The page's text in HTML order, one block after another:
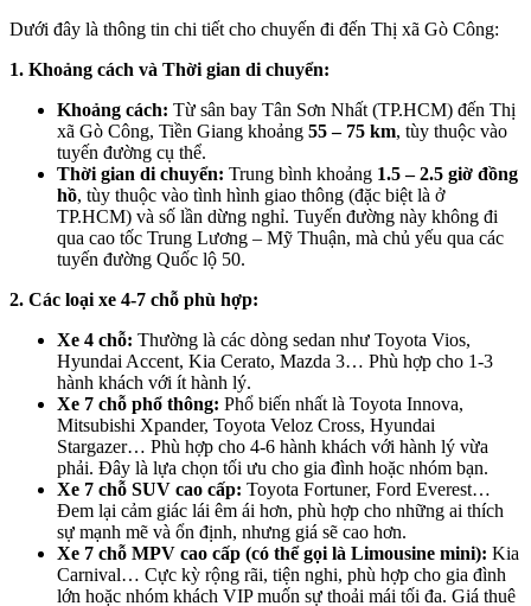
Dưới đây là thông tin chi tiết cho chuyến đi đến Thị xã Gò Công:
1. Khoảng cách và Thời gian di chuyển:
Khoảng cách: Từ sân bay Tân Sơn Nhất (TP.HCM) đến Thị
xã Gò Công, Tiền Giang khoảng 55 – 75 km, tùy thuộc vào
tuyến đường cụ thể.
Thời gian di chuyển: Trung bình khoảng 1.5 – 2.5 giờ đồng
hồ, tùy thuộc vào tình hình giao thông (đặc biệt là ở
TP.HCM) và số lần dừng nghỉ. Tuyến đường này không đi
qua cao tốc Trung Lương – Mỹ Thuận, mà chủ yếu qua các
tuyến đường Quốc lộ 50.
2. Các loại xe 4-7 chỗ phù hợp:
Xe 4 chỗ: Thường là các dòng sedan như Toyota Vios,
Hyundai Accent, Kia Cerato, Mazda 3… Phù hợp cho 1-3
hành khách với ít hành lý.
Xe 7 chỗ phổ thông: Phổ biến nhất là Toyota Innova,
Mitsubishi Xpander, Toyota Veloz Cross, Hyundai
Stargazer… Phù hợp cho 4-6 hành khách với hành lý vừa
phải. Đây là lựa chọn tối ưu cho gia đình hoặc nhóm bạn.
Xe 7 chỗ SUV cao cấp: Toyota Fortuner, Ford Everest…
Đem lại cảm giác lái êm ái hơn, phù hợp cho những ai thích
sự mạnh mẽ và ổn định, nhưng giá sẽ cao hơn.
Xe 7 chỗ MPV cao cấp (có thể gọi là Limousine mini): Kia
Carnival… Cực kỳ rộng rãi, tiện nghi, phù hợp cho gia đình
lớn hoặc nhóm khách VIP muốn sự thoải mái tối đa. Giá thuê